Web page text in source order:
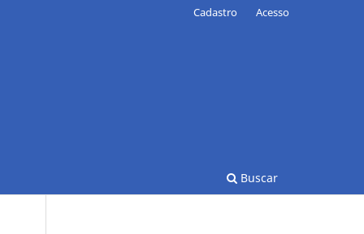
Buscar
Cadastro Acesso